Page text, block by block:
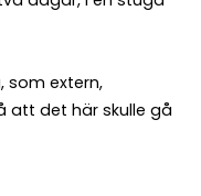
som extern,
att det här skulle gå